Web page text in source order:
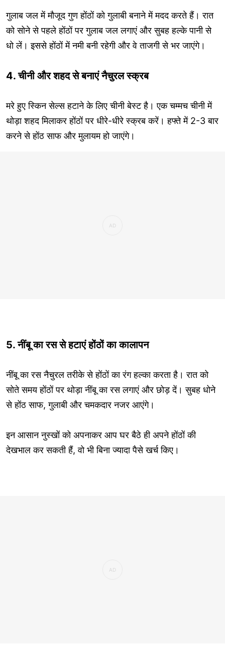
गुलाब जल में मौजूद गुण होंठों को गुलाबी बनाने में मदद करते हैं। रात
को सोने से पहले होंठों पर गुलाब जल लगाएं और सुबह हल्के पानी से
धो लें। इससे होंठों में नमी बनी रहेगी और वे ताजगी से भर जाएंगे।
4. चीनी और शहद से बनाएं नैचुरल स्क्रब
मरे हुए स्किन सेल्स हटाने के लिए चीनी बेस्ट है। एक चम्मच चीनी में
थोड़ा शहद मिलाकर होंठों पर धीरे-धीरे स्क्रब करें। हफ्ते में 2-3 बार
करने से होंठ साफ और मुलायम हो जाएंगे।
5. नींबू का रस से हटाएं होंठों का कालापन
नींबू का रस नैचुरल तरीके से होंठों का रंग हल्का करता है। रात को
सोते समय होंठों पर थोड़ा नींबू का रस लगाएं और छोड़ दें। सुबह धोने
से होंठ साफ, गुलाबी और चमकदार नजर आएंगे।
इन आसान नुस्खों को अपनाकर आप घर बैठे ही अपने होंठों की
देखभाल कर सकती हैं, वो भी बिना ज्यादा पैसे खर्च किए।